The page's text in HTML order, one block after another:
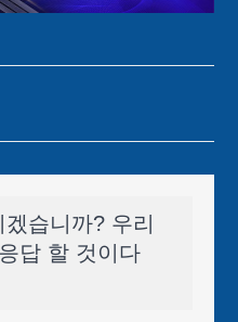
습니까? 우리
답 할 것이다